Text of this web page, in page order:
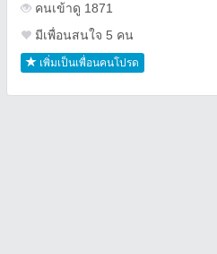
คนเข้าดู 1871
มีเพื่อนสนใจ 5 คน
เพิ่มเป็นเพื่อนคนโปรด